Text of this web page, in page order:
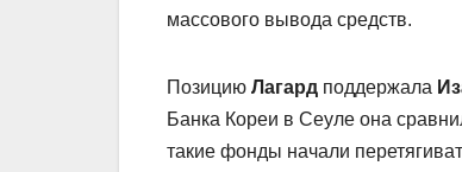
массового вывода средств.
Позицию Лагард поддержала
Банка Кореи в Сеуле она
такие фонды начали